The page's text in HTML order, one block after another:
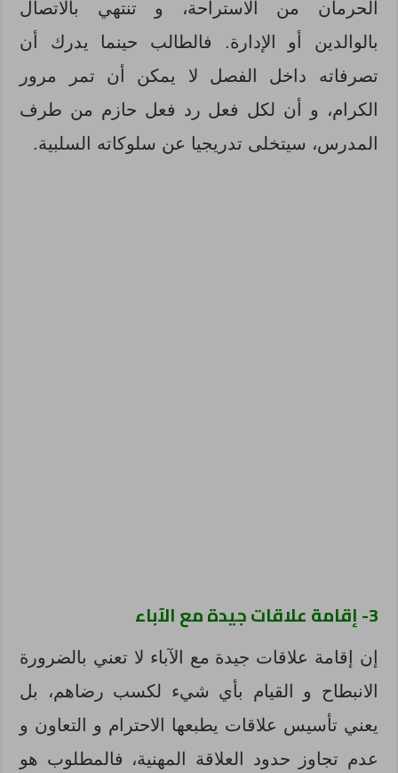
الحرمان من الاستراحة، و تنتهي بالاتصال
بالوالدين أو الإدارة. فالطالب حينما يدرك أن
تصرفاته داخل الفصل لا يمكن أن تمر مرور
الكرام، و أن لكل فعل رد فعل حازم من طرف
المدرس، سيتخلى تدريجيا عن سلوكاته السلبية.
3- إقامة علاقات جيدة مع الآباء
إن إقامة علاقات جيدة مع الآباء لا تعني بالضرورة
الانبطاح و القيام بأي شيء لكسب رضاهم، بل
يعني تأسيس علاقات يطبعها الاحترام و التعاون و
عدم تجاوز حدود العلاقة المهنية، فالمطلوب هو